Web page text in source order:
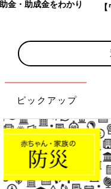
【ワクチン接種できるもの
ピックアップ